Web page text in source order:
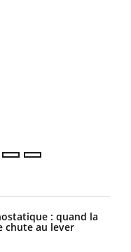
: quand la
chute au lever